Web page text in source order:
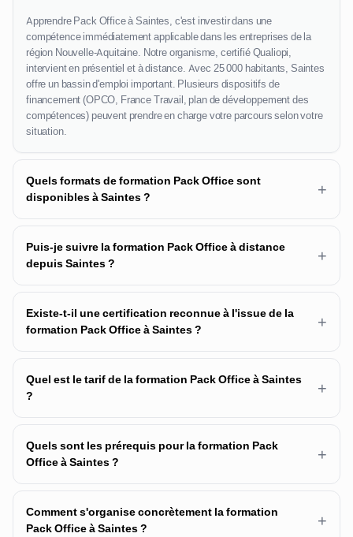
Apprendre Pack Office à Saintes, c'est investir dans une
compétence immédiatement applicable dans les entreprises de la
région Nouvelle-Aquitaine. Notre organisme, certifié Qualiopi,
intervient en présentiel et à distance. Avec 25 000 habitants, Saintes
offre un bassin d'emploi important. Plusieurs dispositifs de
financement (OPCO, France Travail, plan de développement des
compétences) peuvent prendre en charge votre parcours selon votre
situation.
Quels formats de formation Pack Office sont
disponibles à Saintes ?
+
Puis-je suivre la formation Pack Office à distance
depuis Saintes ?
+
Existe-t-il une certification reconnue à l'issue de la
formation Pack Office à Saintes ?
+
Quel est le tarif de la formation Pack Office à Saintes
?
+
Quels sont les prérequis pour la formation Pack
Office à Saintes ?
+
Comment s'organise concrètement la formation
Pack Office à Saintes ?
+